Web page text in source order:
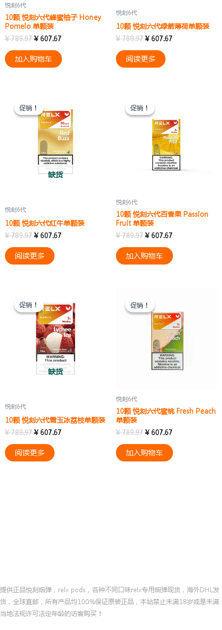
悦刻6代
10颗 悦刻六代蜂蜜柚子 Honey
Pomelo 单颗装
¥789.97 ¥607.67
加入购物车
悦刻6代
10颗 悦刻六代绿箭薄荷单颗装
¥789.97 ¥607.67
阅读更多
促销！
缺货
促销！
悦刻6代
10颗 悦刻六代红牛单颗装
¥789.97
价
为：
¥ 789.97。
¥607.67
价
格
为：
¥ 607.67。
阅读更多
促销！
促销！
悦刻6代
10颗 悦刻六代百香果 Passion
Fruit 单颗装
¥789.97
价
为：
¥ 789.97。
¥607.67
格
为：
¥ 607.67。
加入购物车
促销！
缺货
促销！
悦刻6代
10颗 悦刻六代雪玉冰荔枝单颗装
¥789.97
价
为：
¥ 789.97。
¥607.67
前
价
格
为：
¥ 607.67。
阅读更多
促销！
促销！
悦刻6代
10颗 悦刻六代蜜桃 Fresh Peach
单颗装
¥789.97
价
为：
¥ 789.97。
¥607.67
价
格
为：
¥ 607.67。
加入购物车
提供正品悦刻烟弹，relx pods，各种不同口味relx专用烟弹现货，海外DHL发
货，全球直邮，所有产品均100%保证原装正品，本站禁止未满18岁或是未满
当地法规许可法定年龄的访客购买！